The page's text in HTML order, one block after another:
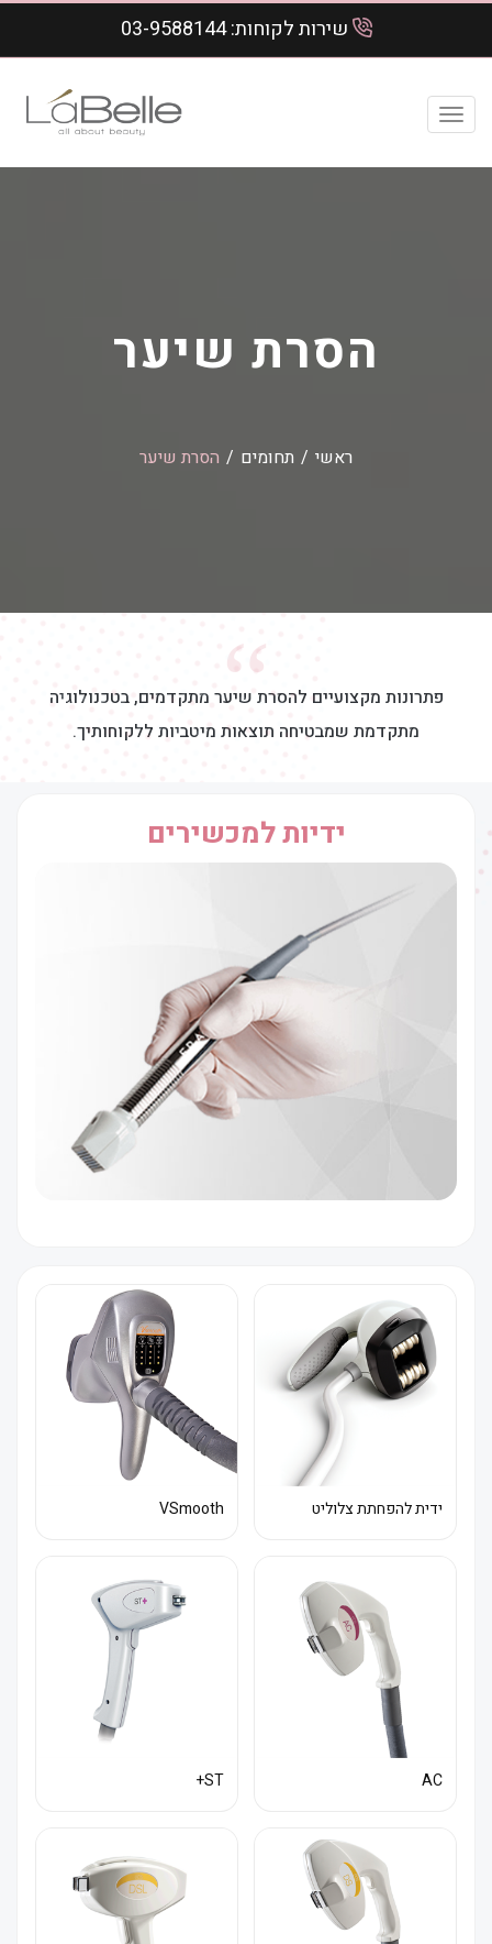
שירות לקוחות:03-9588144
הסרת שיער
ראשי / תחומים / הסרת שיער
“
פתרונות מקצועיים להסרת שיער מתקדמים, בטכנולוגיה
מתקדמת שמבטיחה תוצאות מיטביות ללקוחותיך.
ידיות למכשירים
ידית להפחתת צלוליט VSmooth
AC
ST+